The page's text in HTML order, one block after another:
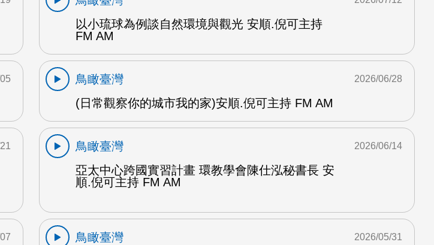
以小琉球為例談自然環境與觀光 安順.倪可主持
FM AM
鳥瞰臺灣
(日常觀察你的城市我的家)安順.倪可主持 FM AM
2026/06/28
鳥瞰臺灣
亞太中心跨國實習計畫 環教學會陳仕泓秘書長 安
順.倪可主持 FM AM
2026/06/14
鳥瞰臺灣
2026/05/31